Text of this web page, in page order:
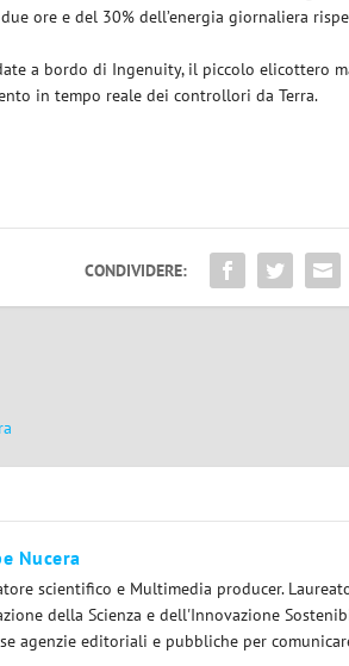
ore e del 30% dell’energia giornaliera
a bordo di Ingenuity, il piccolo elicottero
in tempo reale dei controllori da Terra.
CONDIVIDERE:
Nucera
scientifico e Multimedia producer.
della Scienza e dell'Innovazione
agenzie editoriali e pubbliche per